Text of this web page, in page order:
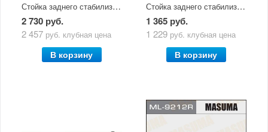
Стойка заднего стабилизатора правая Mazda CX-5 (2011-по н.в)
2 730 руб.
2 457 руб. клубная цена
В корзину
Стойка заднего стабилизатора правая Mazda CX-5 (2011-по н.в) CTR
1 365 руб.
1 229 руб. клубная цена
В корзину